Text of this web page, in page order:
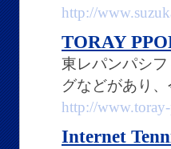
http://
TORAY
東レパンパシ
グなどがあり
http://
Internet